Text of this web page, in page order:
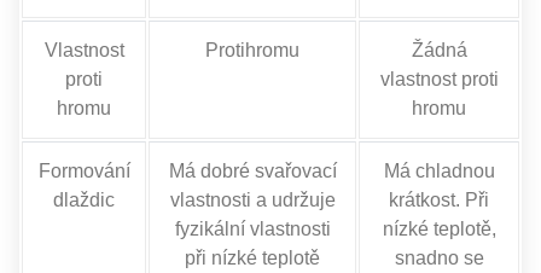
Vlastnost
proti
hromu
Protihromu
Žádná
vlastnost proti
hromu
Formování
dlaždic
Má dobré svařovací
vlastnosti a udržuje
fyzikální vlastnosti
při nízké teplotě
Má chladnou
krátkost. Při
nízké teplotě,
snadno se